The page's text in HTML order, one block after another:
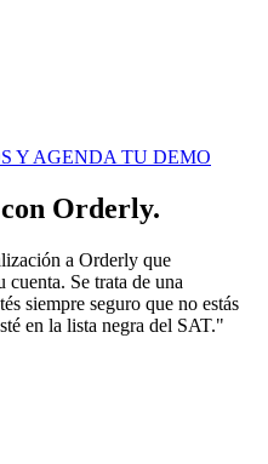
Y AGENDA TU DEMO
Orderly.
a Orderly que
Se trata de una
siempre seguro que no estás
en la lista negra del SAT."